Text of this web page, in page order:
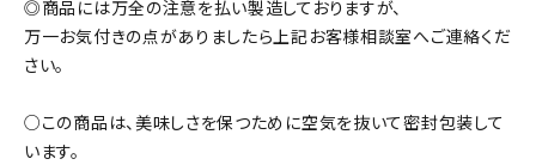
◎商品には万全の注意を払い製造しておりますが、
万一お気付きの点がありましたら上記お客様相談室へご連絡くだ
さい。
○この商品は、美味しさを保つために空気を抜いて密封包装して
います。